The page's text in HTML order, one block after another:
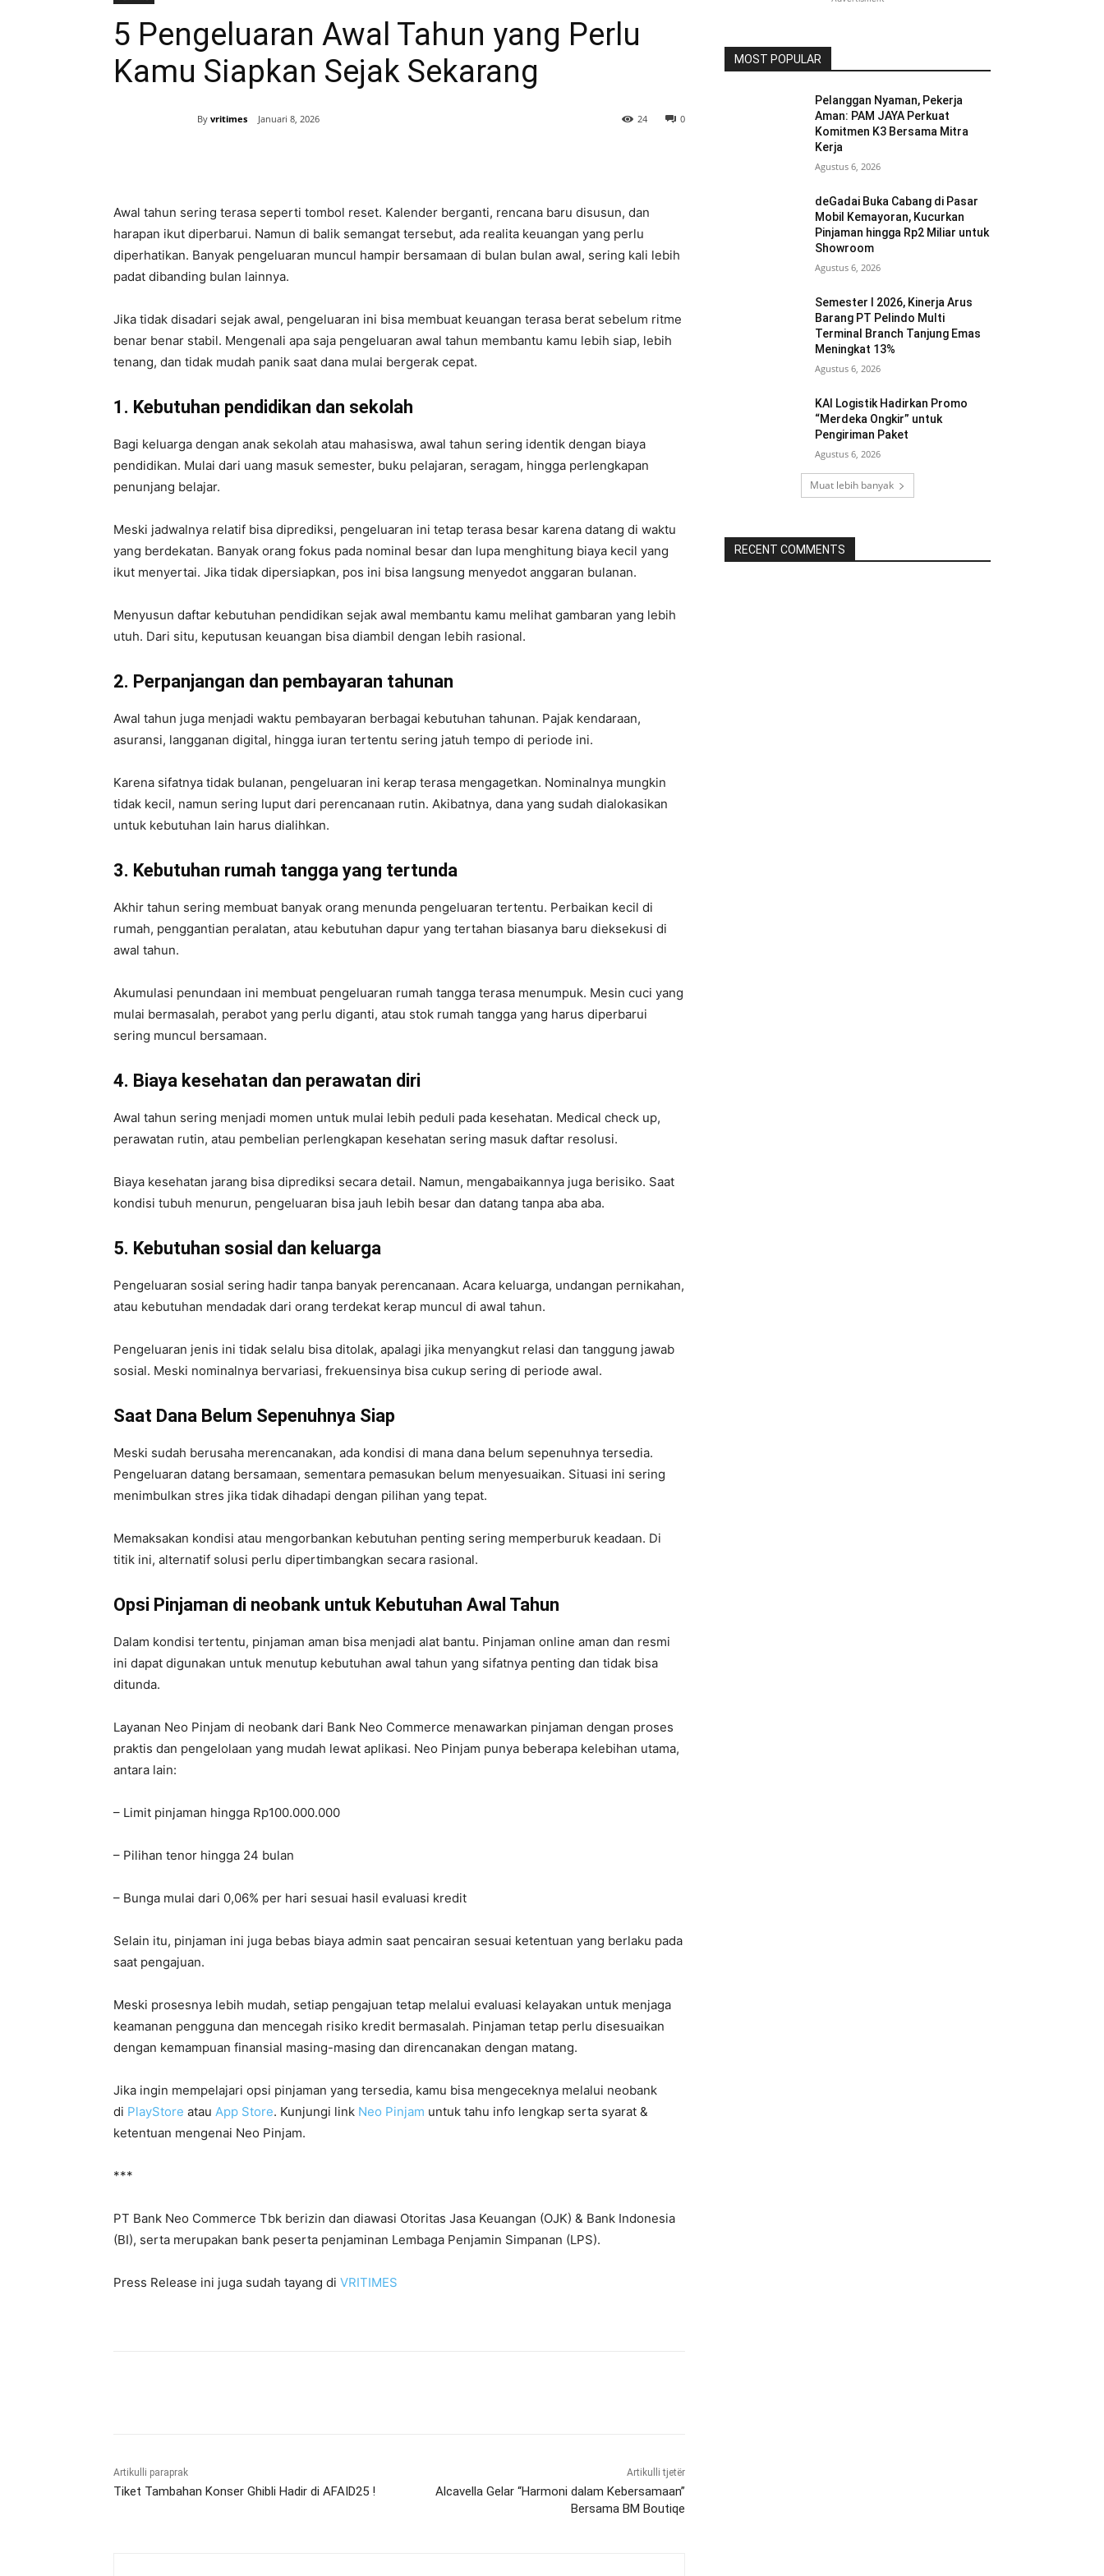
5 Pengeluaran Awal Tahun yang Perlu
Kamu Siapkan Sejak Sekarang
By vritimes Januari 8, 2026 0
24
Awal tahun sering terasa seperti tombol reset. Kalender berganti, rencana baru disusun, dan
harapan ikut diperbarui. Namun di balik semangat tersebut, ada realita keuangan yang perlu
diperhatikan. Banyak pengeluaran muncul hampir bersamaan di bulan bulan awal, sering kali lebih
padat dibanding bulan lainnya.
Jika tidak disadari sejak awal, pengeluaran ini bisa membuat keuangan terasa berat sebelum ritme
benar benar stabil. Mengenali apa saja pengeluaran awal tahun membantu kamu lebih siap, lebih
tenang, dan tidak mudah panik saat dana mulai bergerak cepat.
1. Kebutuhan pendidikan dan sekolah
Bagi keluarga dengan anak sekolah atau mahasiswa, awal tahun sering identik dengan biaya
pendidikan. Mulai dari uang masuk semester, buku pelajaran, seragam, hingga perlengkapan
penunjang belajar.
Meski jadwalnya relatif bisa diprediksi, pengeluaran ini tetap terasa besar karena datang di waktu
yang berdekatan. Banyak orang fokus pada nominal besar dan lupa menghitung biaya kecil yang
ikut menyertai. Jika tidak dipersiapkan, pos ini bisa langsung menyedot anggaran bulanan.
Menyusun daftar kebutuhan pendidikan sejak awal membantu kamu melihat gambaran yang lebih
utuh. Dari situ, keputusan keuangan bisa diambil dengan lebih rasional.
2. Perpanjangan dan pembayaran tahunan
Awal tahun juga menjadi waktu pembayaran berbagai kebutuhan tahunan. Pajak kendaraan,
asuransi, langganan digital, hingga iuran tertentu sering jatuh tempo di periode ini.
Karena sifatnya tidak bulanan, pengeluaran ini kerap terasa mengagetkan. Nominalnya mungkin
tidak kecil, namun sering luput dari perencanaan rutin. Akibatnya, dana yang sudah dialokasikan
untuk kebutuhan lain harus dialihkan.
3. Kebutuhan rumah tangga yang tertunda
Akhir tahun sering membuat banyak orang menunda pengeluaran tertentu. Perbaikan kecil di
rumah, penggantian peralatan, atau kebutuhan dapur yang tertahan biasanya baru dieksekusi di
awal tahun.
Akumulasi penundaan ini membuat pengeluaran rumah tangga terasa menumpuk. Mesin cuci yang
mulai bermasalah, perabot yang perlu diganti, atau stok rumah tangga yang harus diperbarui
sering muncul bersamaan.
4. Biaya kesehatan dan perawatan diri
Awal tahun sering menjadi momen untuk mulai lebih peduli pada kesehatan. Medical check up,
perawatan rutin, atau pembelian perlengkapan kesehatan sering masuk daftar resolusi.
Biaya kesehatan jarang bisa diprediksi secara detail. Namun, mengabaikannya juga berisiko. Saat
kondisi tubuh menurun, pengeluaran bisa jauh lebih besar dan datang tanpa aba aba.
5. Kebutuhan sosial dan keluarga
Pengeluaran sosial sering hadir tanpa banyak perencanaan. Acara keluarga, undangan pernikahan,
atau kebutuhan mendadak dari orang terdekat kerap muncul di awal tahun.
Pengeluaran jenis ini tidak selalu bisa ditolak, apalagi jika menyangkut relasi dan tanggung jawab
sosial. Meski nominalnya bervariasi, frekuensinya bisa cukup sering di periode awal.
Saat Dana Belum Sepenuhnya Siap
Meski sudah berusaha merencanakan, ada kondisi di mana dana belum sepenuhnya tersedia.
Pengeluaran datang bersamaan, sementara pemasukan belum menyesuaikan. Situasi ini sering
menimbulkan stres jika tidak dihadapi dengan pilihan yang tepat.
Memaksakan kondisi atau mengorbankan kebutuhan penting sering memperburuk keadaan. Di
titik ini, alternatif solusi perlu dipertimbangkan secara rasional.
Opsi Pinjaman di neobank untuk Kebutuhan Awal Tahun
Dalam kondisi tertentu, pinjaman aman bisa menjadi alat bantu. Pinjaman online aman dan resmi
ini dapat digunakan untuk menutup kebutuhan awal tahun yang sifatnya penting dan tidak bisa
ditunda.
Layanan Neo Pinjam di neobank dari Bank Neo Commerce menawarkan pinjaman dengan proses
praktis dan pengelolaan yang mudah lewat aplikasi. Neo Pinjam punya beberapa kelebihan utama,
antara lain:
– Limit pinjaman hingga Rp100.000.000
– Pilihan tenor hingga 24 bulan
– Bunga mulai dari 0,06% per hari sesuai hasil evaluasi kredit
Selain itu, pinjaman ini juga bebas biaya admin saat pencairan sesuai ketentuan yang berlaku pada
saat pengajuan.
Meski prosesnya lebih mudah, setiap pengajuan tetap melalui evaluasi kelayakan untuk menjaga
keamanan pengguna dan mencegah risiko kredit bermasalah. Pinjaman tetap perlu disesuaikan
dengan kemampuan finansial masing-masing dan direncanakan dengan matang.
Jika ingin mempelajari opsi pinjaman yang tersedia, kamu bisa mengeceknya melalui neobank
di PlayStore atau App Store. Kunjungi link Neo Pinjam untuk tahu info lengkap serta syarat &
ketentuan mengenai Neo Pinjam.
***
PT Bank Neo Commerce Tbk berizin dan diawasi Otoritas Jasa Keuangan (OJK) & Bank Indonesia
(BI), serta merupakan bank peserta penjaminan Lembaga Penjamin Simpanan (LPS).
Press Release ini juga sudah tayang di VRITIMES
Artikulli paraprak
Tiket Tambahan Konser Ghibli Hadir di AFAID25 !
Artikulli tjetër
Alcavella Gelar “Harmoni dalam Kebersamaan”
Bersama BM Boutiqe
MOST POPULAR
Pelanggan Nyaman, Pekerja
Aman: PAM JAYA Perkuat
Komitmen K3 Bersama Mitra
Kerja
Agustus 6, 2026
deGadai Buka Cabang di Pasar
Mobil Kemayoran, Kucurkan
Pinjaman hingga Rp2 Miliar untuk
Showroom
Agustus 6, 2026
Semester I 2026, Kinerja Arus
Barang PT Pelindo Multi
Terminal Branch Tanjung Emas
Meningkat 13%
Agustus 6, 2026
KAI Logistik Hadirkan Promo
“Merdeka Ongkir” untuk
Pengiriman Paket
Agustus 6, 2026
Muat lebih banyak
RECENT COMMENTS